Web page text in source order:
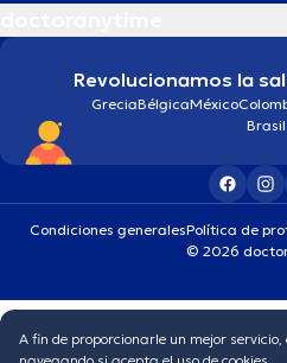
Revolucionamos la
GreciaBélgicaMéxico
Brasil
Condiciones generalesPolítica de
© 2026
A fin de proporcionarle un mejor